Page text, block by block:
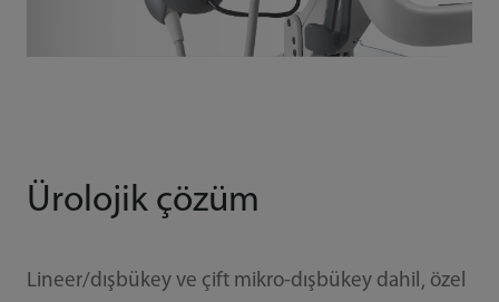
Ürolojik çözüm
Lineer/dışbükey ve çift mikro-dışbükey dahil, özel